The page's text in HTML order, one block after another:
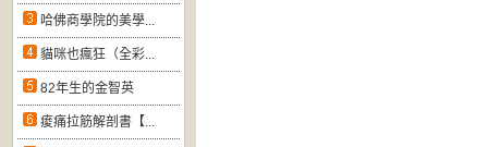
哈佛商學院的美學...
貓咪也瘋狂（全彩...
82年生的金智英
痠痛拉筋解剖書【...